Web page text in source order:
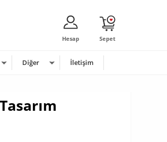
Sepet
Hesap
Diğer İletişim